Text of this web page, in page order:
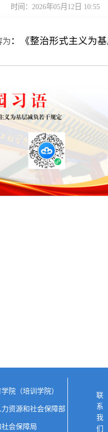
时间：2026年05月12日 10:55
为 ：《整治形式主义为
院（培训学院）
资源和社会保障部
会保障局 联系我们